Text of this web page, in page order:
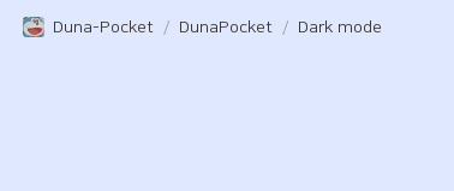
Duna-Pocket / DunaPocket / Dark mode